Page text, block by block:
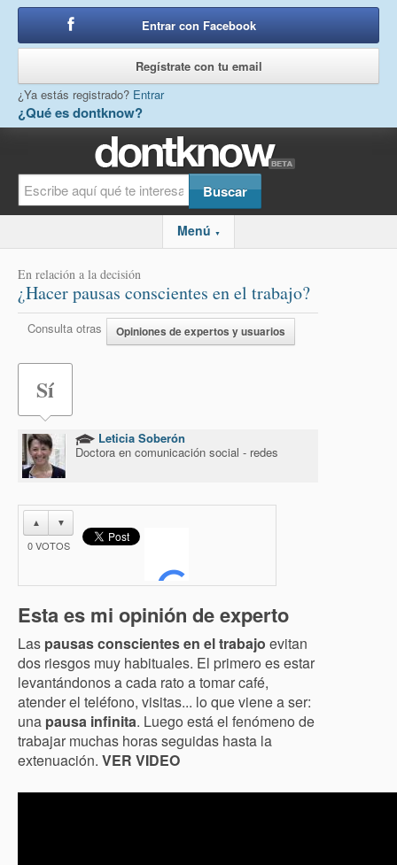
¿Qué es dontknow?
Entrar con Facebook
Regístrate con tu email
¿Ya estás registrado? Entrar
Menú ▼
En relación a la decisión
¿Hacer pausas conscientes en el trabajo?
Consulta otras Opiniones de expertos y usuarios
Sí
Leticia Soberón
Doctora en comunicación social - redes
▲ ▼
0VOTOS
Esta es mi opinión de experto
Las pausas conscientes en el trabajo evitan
dos riesgos muy habituales. El primero es estar
levantándonos a cada rato a tomar café,
atender el teléfono, visitas... lo que viene a ser:
una pausa infinita. Luego está el fenómeno de
trabajar muchas horas seguidas hasta la
extenuación. VER VIDEO